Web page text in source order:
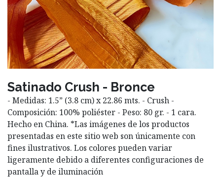
Satinado Crush - Bronce
- Medidas: 1.5” (3.8 cm) x 22.86 mts. - Crush -
Composición: 100% poliéster - Peso: 80 gr. - 1 cara.
Hecho en China. *Las imágenes de los productos
presentadas en este sitio web son únicamente con
fines ilustrativos. Los colores pueden variar
ligeramente debido a diferentes configuraciones de
pantalla y de iluminación